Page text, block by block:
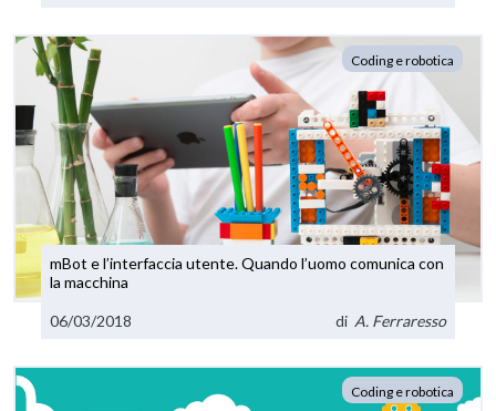
Coding e robotica
mBot e l’interfaccia utente. Quando l’uomo comunica con
la macchina
06/03/2018 di A. Ferraresso
Coding e robotica